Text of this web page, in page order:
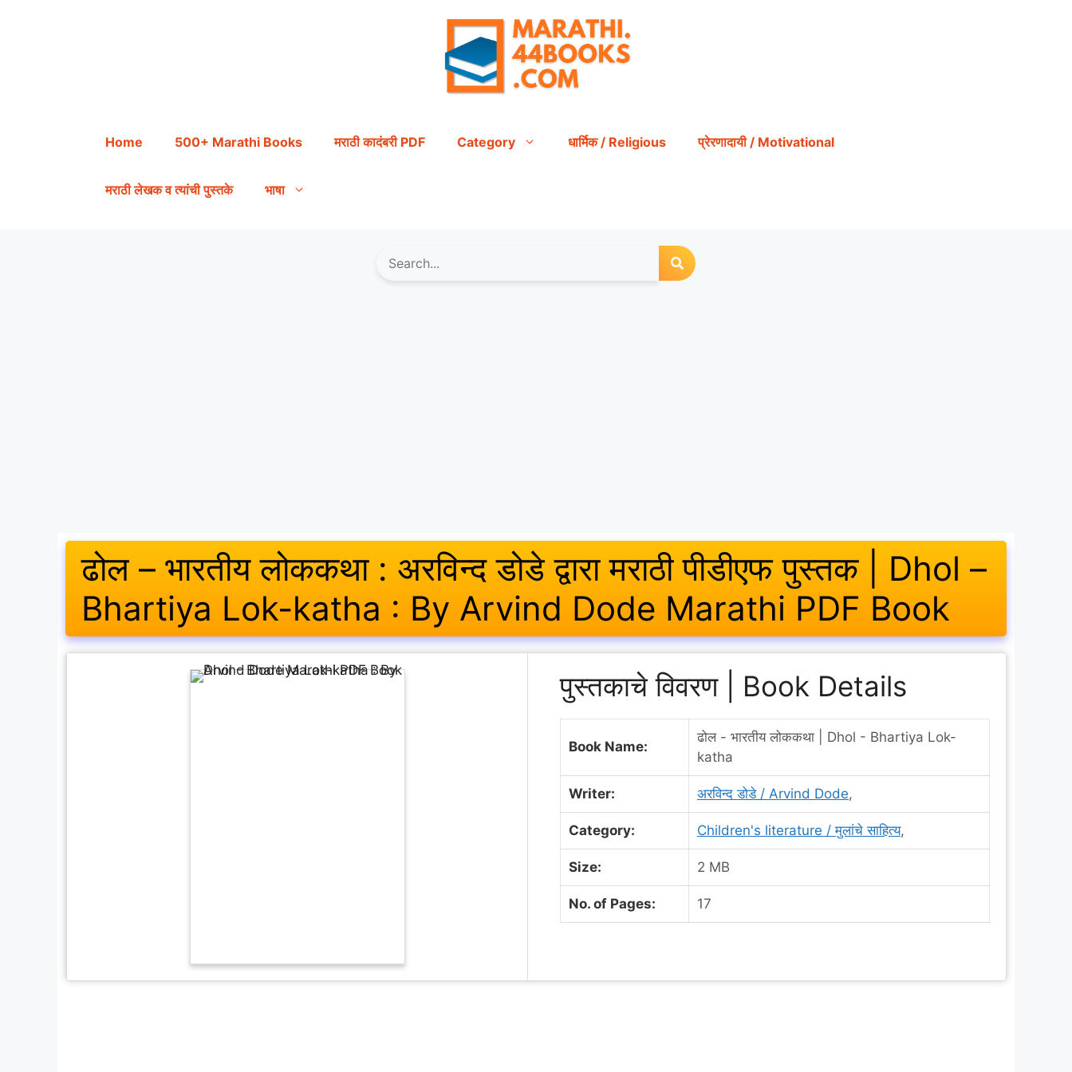
Home 500+ Marathi Books मराठी कादंबरी PDF Category धार्मिक / Religious प्रेरणादायी / Motivational
मराठी लेखक व त्यांची पुस्तके भाषा
ढोल – भारतीय लोककथा : अरविन्द डोडे द्वारा मराठी पीडीएफ पुस्तक | Dhol –
Bhartiya Lok-katha : By Arvind Dode Marathi PDF Book
पुस्तकाचे विवरण | Book Details
Book Name:
ढोल - भारतीय लोककथा | Dhol - Bhartiya Lok-
katha
Writer: अरविन्द डोडे / Arvind Dode,
Category: Children's literature / मुलांचे साहित्य,
Size: 2 MB
No. of Pages: 17